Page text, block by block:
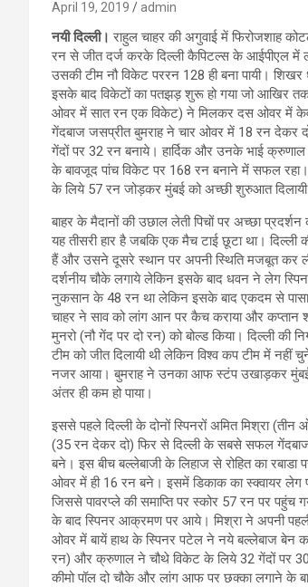
April 19, 2019 admin
नयी दिल्ली। राहुल चाहर की अगुवाई में फिरोजशाह
रन से जीत दर्ज करके दिल्ली कैपिटल्स के आईपीएल में
उसकी टीम नौ विकेट पररन 128 ही बना पायी।
इसके बाद विकेटों का पतझड़ शुरू हो गया जो आखिर
ओवर में सात रन एक विकेट) ने मिलकर दस ओवर में
गेंदबाज जसप्रीत बुमराह ने चार ओवर में 18 रन देकर
गेंदों पर 32 रन बनाये। हार्दिक और उनके भाई
के बावजूद पांच विकेट पर 168 रन बनाने में सफल
के लिये 57 रन जोड़कर मुंबई को अच्छी शुरुआत दिलायी
बाहर के मैदानों की उछाल लेती पिचों पर अच्छा
यह तीसरी हार है जबकि एक मैच टाई छूटा था।
हैं और उसने दूसरे स्थान पर अपनी स्थिति मजबूत कर
दर्शनीय चौके लगाये लेकिन इसके बाद धवन ने लेग
नुकसान के 48 रन था लेकिन इसके बाद एकदम से पासा
चाहर ने साव को लांग आन पर कैच कराया और कप्तान
मुनरो (नौ गेंद पर दो रन) को बोल्ड किया। दिल्ली की
टीम को जीत दिलायी थी लेकिन विश्व कप टीम में नहीं
नजर आया। बुमराह ने उनका आफ स्टंप उखाड़कर मुंबई
अंतर ही कम हो पाया।
इससे पहले दिल्ली के दोनों स्पिनरों अमित मिश्रा
(35 रन देकर दो) फिर से दिल्ली के सबसे सफल
बने। इस बीच बल्लेबाजी के लिहाज से रोहित का
ओवर में ही 16 रन बने। इसमें डिकाक का स्क्वायर लेग
जिससे पावरप्ले की समाप्ति पर स्कोर 57 रन पर
के बाद स्पिनर आक्रमण पर आये। मिश्रा ने अपनी
ओवर में बायें हाथ के स्पिनर पटेल ने नये बल्लेबाज बेन
रन) और क्रुणाल ने चौथे विकेट के लिये 32 गेंदों पर 30
कीमो पॉल दो चौके और लांग आफ पर छक्का लगाने के